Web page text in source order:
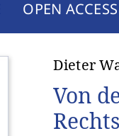
OPEN ACCESS
Dieter
Von
Rechts